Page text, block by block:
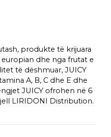
produkte të krijuara
dhe nga frutat e
të dëshmuar, JUICY
A, B, C dhe E dhe
JUICY ofrohen në 6
LIRIDONI Distribution.